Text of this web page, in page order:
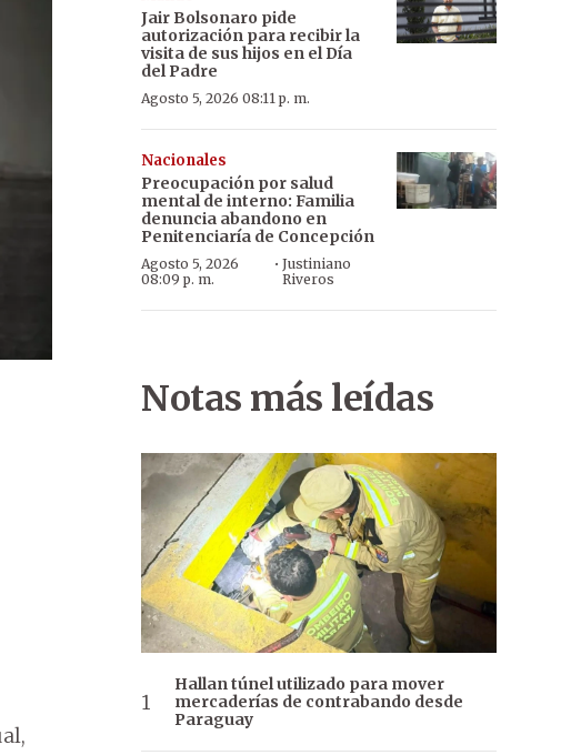
Jair Bolsonaro pide
autorización para recibir la
visita de sus hijos en el Día
del Padre
Agosto 5, 2026 08:11 p. m.
Nacionales
Preocupación por salud
mental de interno: Familia
denuncia abandono en
Penitenciaría de Concepción
Agosto 5, 2026
08:09 p. m.
· Justiniano
Riveros
Notas más leídas
Hallan túnel utilizado para mover
mercaderías de contrabando desde
Paraguay